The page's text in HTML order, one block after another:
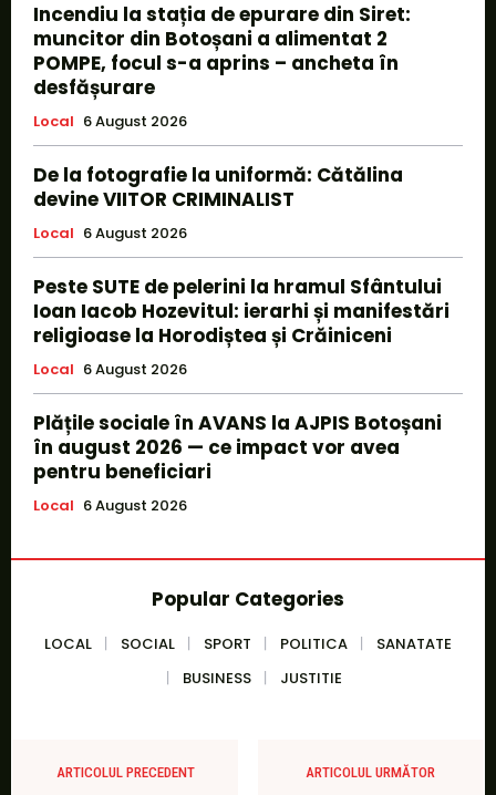
Incendiu la stația de epurare din Siret:
muncitor din Botoșani a alimentat 2
POMPE, focul s-a aprins – ancheta în
desfășurare
Local 6 August 2026
De la fotografie la uniformă: Cătălina
devine VIITOR CRIMINALIST
Local 6 August 2026
Peste SUTE de pelerini la hramul Sfântului
Ioan Iacob Hozevitul: ierarhi și manifestări
religioase la Horodiștea și Crăiniceni
Local 6 August 2026
Plățile sociale în AVANS la AJPIS Botoșani
în august 2026 — ce impact vor avea
pentru beneficiari
Local 6 August 2026
Popular Categories
LOCAL SOCIAL SPORT POLITICA
SANATATE
BUSINESS
JUSTITIE
ARTICOLUL PRECEDENT ARTICOLUL URMĂTOR